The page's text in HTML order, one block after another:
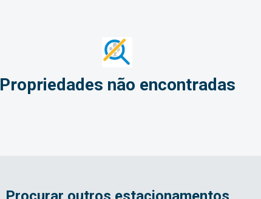
Propriedades não encontradas